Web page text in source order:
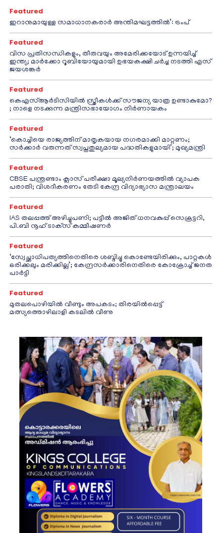
Featured
ഇറാനുമായുള്ള സമാധാനകരാർ അന്തിമഘട്ടത്തിൽ‌’: ട്രംപ്
Featured
വിസ പ്രതിസന്ധികളും, തീരുവയും അമേരിക്കയോട് ഉന്നയിച്ച്
ഇന്ത്യ; മാർക്കോ റൂബിയോയുമായി ഉഭയകക്ഷി ചർച്ച നടത്തി എസ്
ജയശങ്കർ
Featured
കെഎസ്ആർടിസിയിൽ സ്ത്രീകൾക്ക് സൗജന്യ യാത്ര ഉണ്ടാകുമോ?
; നാളെ നടക്കുന്ന മന്ത്രിസഭായോഗം നിർണായകം
Featured
‘കൊച്ചിയെ രാജ്യത്തിന് മാതൃകയായ നഗരമാക്കി മാറ്റണം;
സർക്കാർ വരുന്നത് സ്വപ്നതുല്യമായ പദ്ധതികളുമായി’; മുഖ്യമന്ത്രി
Featured
CBSE പന്ത്രണ്ടാം ക്ലാസ് പരീക്ഷാ മൂല്യനിർണയത്തിൽ വ്യാപക
പരാതി; വിശദീകരണം തേടി കേന്ദ്ര വിദ്യാഭ്യാസ മന്ത്രാലയം
Featured
IAS തലപ്പത്ത് അഴിച്ചുപണി; പട്ടീല്‍ അജിത് ധനവകുപ്പ് സെക്രട്ടറി,
പി.ബി നൂഹ് ടാക്‌സ് കമ്മീഷണര്‍
Featured
‘സ്വേച്ഛാധിപത്യത്തിനെതിരെ ശബ്ദിച്ചു കൊണ്ടേയിരിക്കും, പാറ്റകൾ
ഒരിക്കലും മരിക്കില്ല’; കേന്ദ്രസർക്കാരിനെതിരെ കോക്രോച്ച് ജനത
പാർട്ടി
Featured
മുതലപൊഴിയിൽ വീണ്ടും അപകടം; തിരയിൽപ്പെട്ട്
മത്സ്യത്തൊഴിലാളി കടലിൽ വീണു